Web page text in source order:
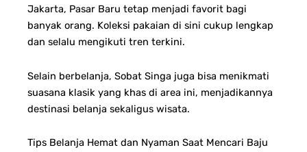
Jakarta, Pasar Baru tetap menjadi favorit bagi
banyak orang. Koleksi pakaian di sini cukup lengkap
dan selalu mengikuti tren terkini.
Selain berbelanja, Sobat Singa juga bisa menikmati
suasana klasik yang khas di area ini, menjadikannya
destinasi belanja sekaligus wisata.
Tips Belanja Hemat dan Nyaman Saat Mencari Baju